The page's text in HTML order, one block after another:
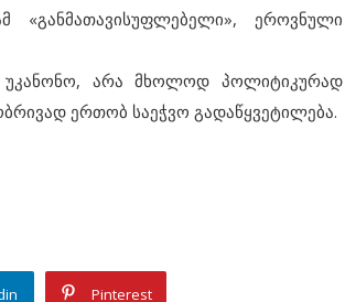
«განმათავისუფლებელი», ეროვნული
არა მხოლოდ პოლიტიკურად
ერთობ საეჭვო გადაწყვეტილება.
Pinterest